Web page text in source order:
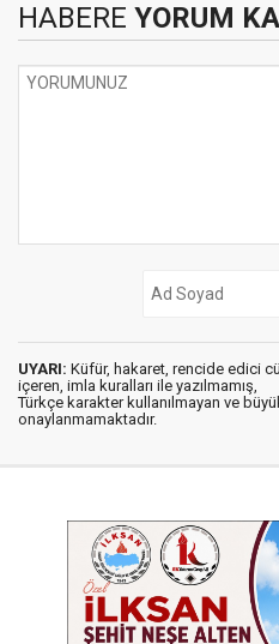
HABERE YORUM
UYARI: Küfür, hakaret, rencide edici
içeren, imla kuralları ile yazılmamış,
Türkçe karakter kullanılmayan ve
onaylanmamaktadır.